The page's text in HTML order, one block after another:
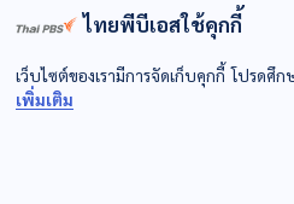
EP. 2012: พยัก
พระอาทิตย์ยิ้มแฉ่ง
EP. 2013: ชุด
เกราะ...ของ
พระอาทิตย์ยิ้
ไทยพีบีเอสใช้คุกกี้
เว็บไซต์ของเรามีการจัดเก็บคุกกี้ โปรด
เพิ่มเติม